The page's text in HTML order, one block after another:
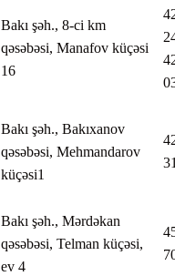
Bakı şəh., 8-ci km
qəsəbəsi, Manafov küçəsi
16
Bakı şəh., Bakıxanov
qəsəbəsi, Mehmandarov
küçəsi1
Bakı şəh., Mərdəkan
qəsəbəsi, Telman küçəsi,
ev 4